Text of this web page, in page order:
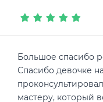
Большое спасибо
Спасибо девочке
мастеру, который